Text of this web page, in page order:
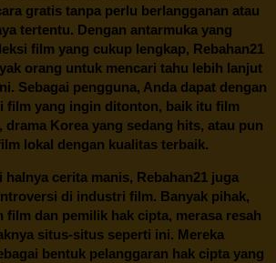
gratis tanpa perlu berlangganan atau
tertentu. Dengan antarmuka yang
film yang cukup lengkap, Rebahan21
orang untuk mencari tahu lebih lanjut
Sebagai pengguna, Anda dapat dengan
film yang ingin ditonton, baik itu film
Korea yang sedang hits, atau pun
lokal dengan kualitas terbaik.
halnya cerita manis, Rebahan21juga
di industri film. Banyak pihak,
film dan pemilik hak cipta, merasa resah
situs-situs seperti ini. Mereka
bentuk pelanggaran hak cipta yang